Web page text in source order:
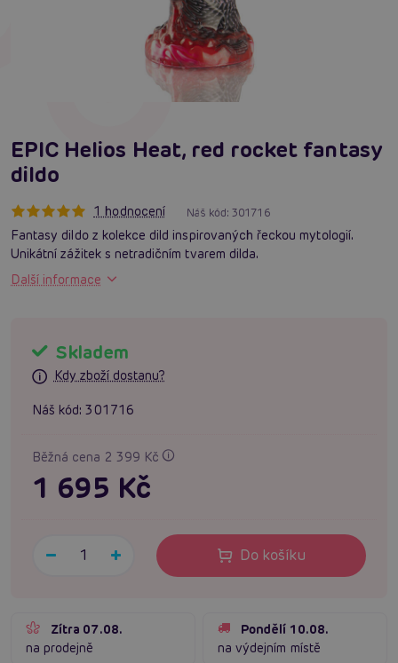
EPIC Helios Heat, red rocket fantasy
dildo
1 hodnocení Náš kód:301716
Fantasy dildo z kolekce dild inspirovaných řeckou mytologií.
Unikátní zážitek s netradičním tvarem dilda.
Další informace
Skladem
Kdy zboží dostanu?
Náš kód: 301716
Běžná cena 2 399 Kč
1 695 Kč
Do košíku
Zítra 07.08.
na prodejně
Pondělí 10.08.
na výdejním místě